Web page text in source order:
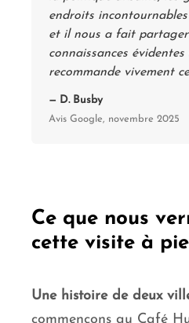
endroits
et il nous a fait partager
connaissances
recommande vivement
— D. Busby
Avis Google, novembre 2025
Ce que nous
cette visite à
Une histoire de deux
commençons au Café